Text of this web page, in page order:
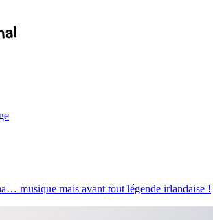
musique mais avant tout légende irlandaise !